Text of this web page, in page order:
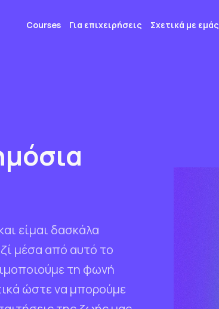
Courses Για επιχειρήσεις Σχετικά με εμάς
είµαι δασκάλα
µέσα από αυτό το
τη φωνή
ώστε να µπορούµε